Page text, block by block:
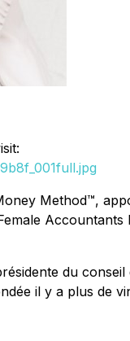
Method™,
du
il y a plus de